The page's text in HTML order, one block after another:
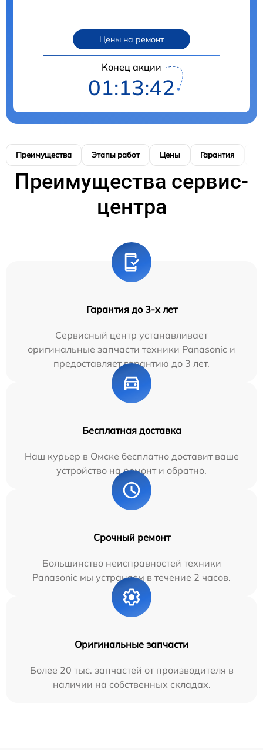
Цены на ремонт
Конец акции
01:13:41
Преимущества Этапы работ Цены Гарантия
Преимущества сервис-
центра
Гарантия до 3-х лет
Сервисный центр устанавливает
оригинальные запчасти техники Panasonic и
предоставляет гарантию до 3 лет.
Бесплатная доставка
Наш курьер в Омске бесплатно доставит ваше
устройство на ремонт и обратно.
Срочный ремонт
Большинство неисправностей техники
Panasonic мы устраняем в течение 2 часов.
Оригинальные запчасти
Более 20 тыс. запчастей от производителя в
наличии на собственных складах.